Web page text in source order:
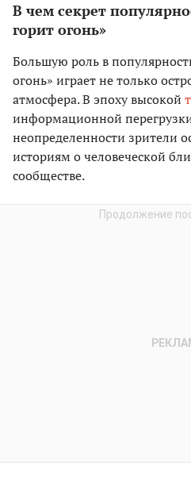
В чем секрет
горит огонь»
Большую роль в
огонь» играет не только
атмосфера. В эпоху высокой
информационной
неопределенности зрители
историям о человеческой
сообществе.